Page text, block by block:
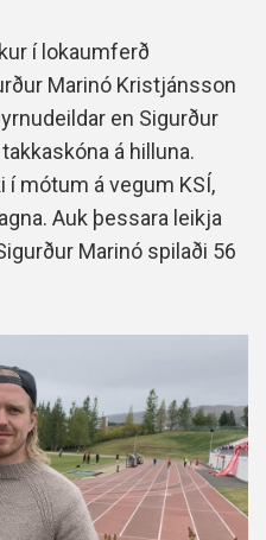
í lokaumferð
Marinó Kristjánsson
en Sigurður
á hilluna.
í mótum á vegum KSÍ,
Auk þessara leikja
Marinó spilaði 56